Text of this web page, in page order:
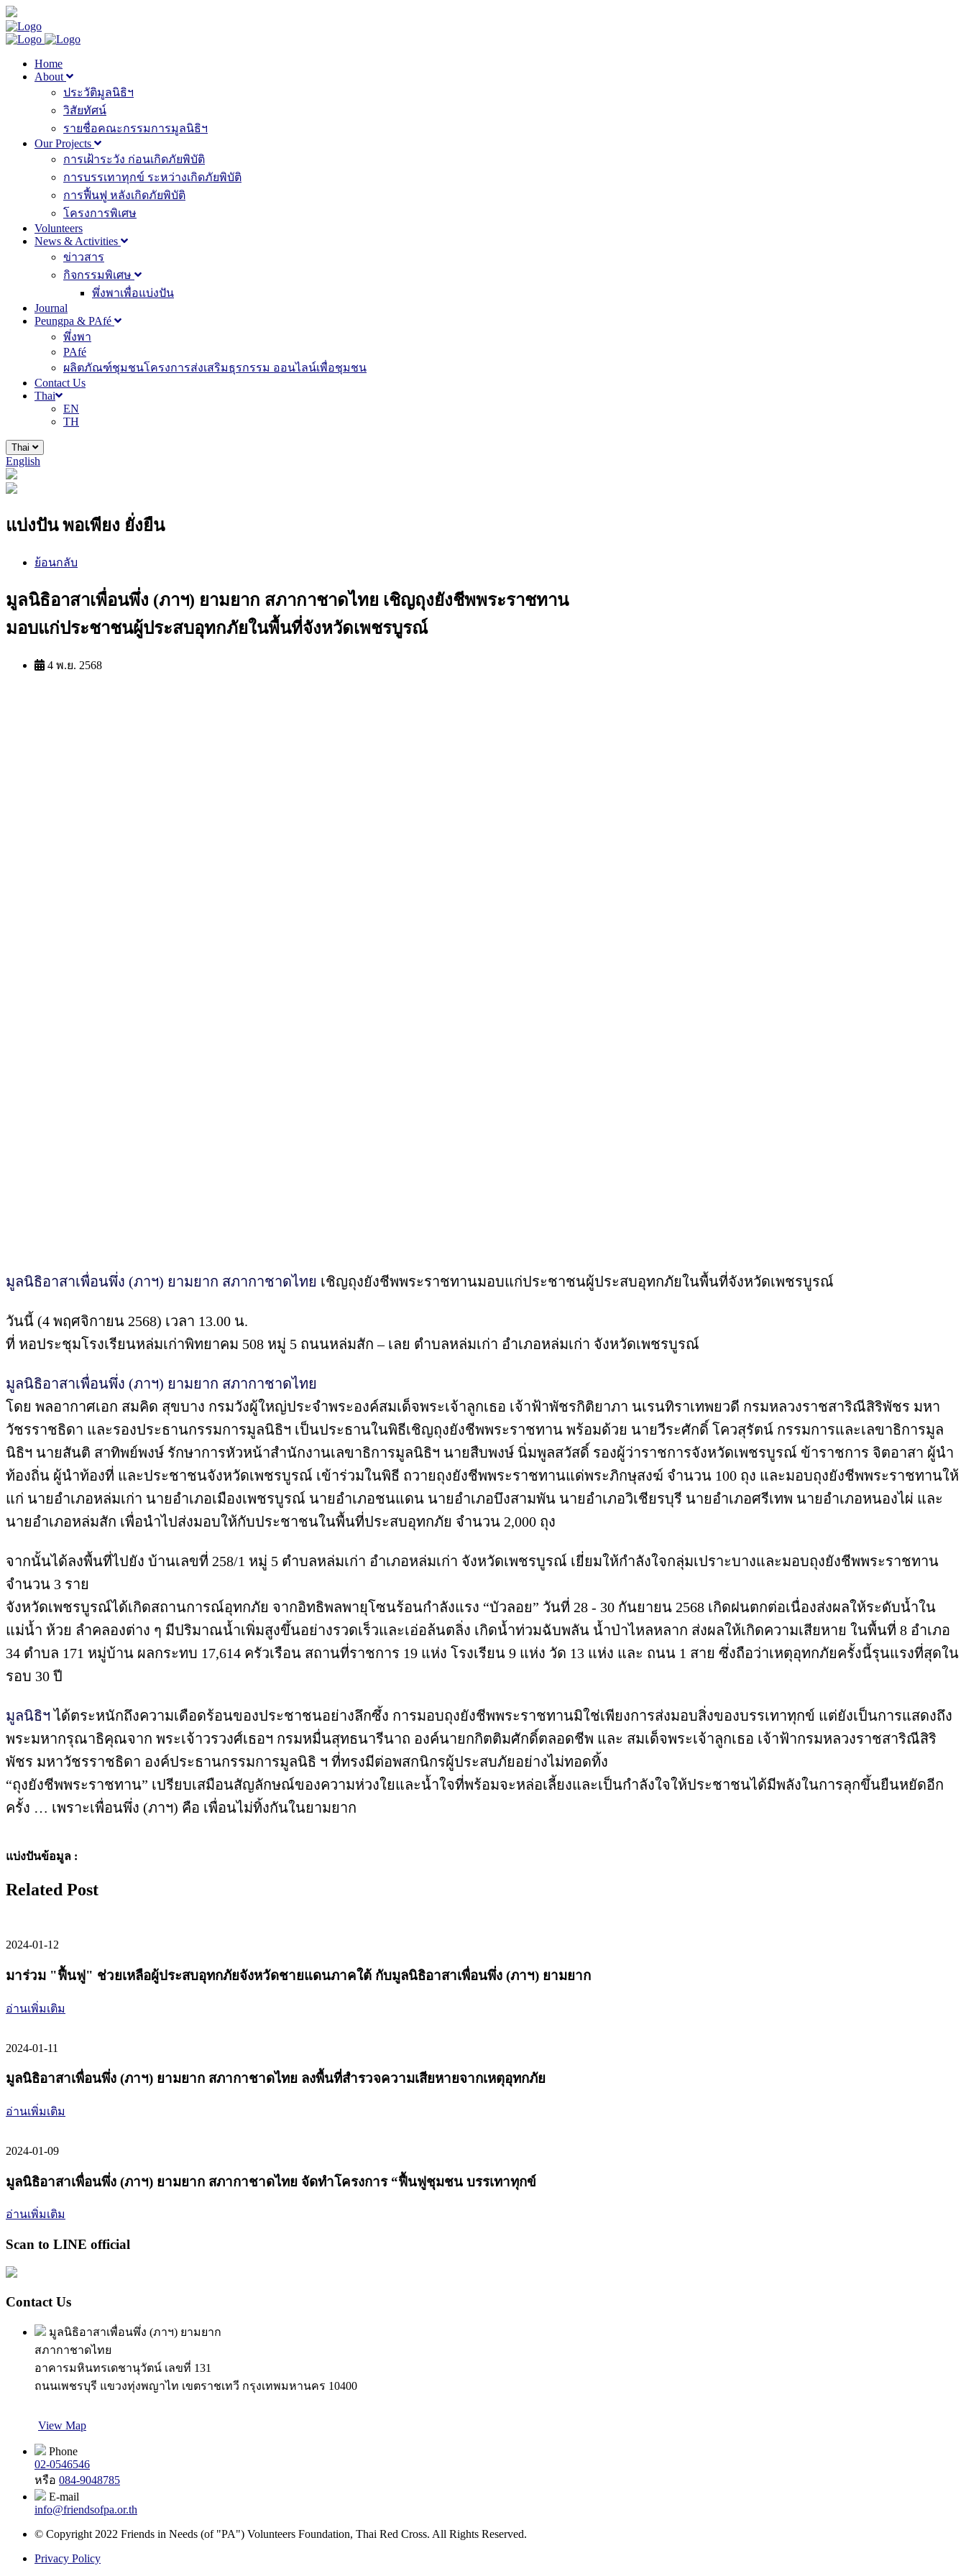
Home
About
ประวัติมูลนิธิฯ
วิสัยทัศน์
รายชื่อคณะกรรมการมูลนิธิฯ
Our Projects
การเฝ้าระวัง ก่อนเกิดภัยพิบัติ
การบรรเทาทุกข์ ระหว่างเกิดภัยพิบัติ
การฟื้นฟู หลังเกิดภัยพิบัติ
โครงการพิเศษ
Volunteers
News & Activities
ข่าวสาร
กิจกรรมพิเศษ
พึ่งพาเพื่อแบ่งปัน
Journal
Peungpa & PAfé
พึ่งพา
PAfé
ผลิตภัณฑ์ชุมชนโครงการส่งเสริมธุรกรรม ออนไลน์เพื่อชุมชน
Contact Us
Thai
EN
TH
Thai
English
แบ่งปัน พอเพียง ยั่งยืน
ย้อนกลับ
มูลนิธิอาสาเพื่อนพึ่ง (ภาฯ) ยามยาก สภากาชาดไทย เชิญถุงยังชีพพระราชทาน
มอบแก่ประชาชนผู้ประสบอุทกภัยในพื้นที่จังหวัดเพชรบูรณ์
4 พ.ย. 2568
มูลนิธิอาสาเพื่อนพึ่ง (ภาฯ) ยามยาก สภากาชาดไทย เชิญถุงยังชีพพระราชทานมอบแก่ประชาชนผู้ประสบอุทกภัยในพื้นที่จังหวัดเพชรบูรณ์
วันนี้ (4 พฤศจิกายน 2568) เวลา 13.00 น.
ที่ หอประชุมโรงเรียนหล่มเก่าพิทยาคม 508 หมู่ 5 ถนนหล่มสัก – เลย ตำบลหล่มเก่า อำเภอหล่มเก่า จังหวัดเพชรบูรณ์
มูลนิธิอาสาเพื่อนพึ่ง (ภาฯ) ยามยาก สภากาชาดไทย
โดย พลอากาศเอก สมคิด สุขบาง กรมวังผู้ใหญ่ประจำพระองค์สมเด็จพระเจ้าลูกเธอ เจ้าฟ้าพัชรกิติยาภา นเรนทิราเทพยวดี กรมหลวงราชสาริณีสิริพัชร มหา
วัชรราชธิดา และรองประธานกรรมการมูลนิธิฯ เป็นประธานในพิธีเชิญถุงยังชีพพระราชทาน พร้อมด้วย นายวีระศักดิ์ โควสุรัตน์ กรรมการและเลขาธิการมูล
นิธิฯ นายสันติ สาทิพย์พงษ์ รักษาการหัวหน้าสำนักงานเลขาธิการมูลนิธิฯ นายสืบพงษ์ นิ่มพูลสวัสดิ์ รองผู้ว่าราชการจังหวัดเพชรบูรณ์ ข้าราชการ จิตอาสา ผู้นำ
ท้องถิ่น ผู้นำท้องที่ และประชาชนจังหวัดเพชรบูรณ์ เข้าร่วมในพิธี ถวายถุงยังชีพพระราชทานแด่พระภิกษุสงฆ์ จำนวน 100 ถุง และมอบถุงยังชีพพระราชทานให้
แก่ นายอำเภอหล่มเก่า นายอำเภอเมืองเพชรบูรณ์ นายอำเภอชนแดน นายอำเภอบึงสามพัน นายอำเภอวิเชียรบุรี นายอำเภอศรีเทพ นายอำเภอหนองไผ่ และ
นายอำเภอหล่มสัก เพื่อนำไปส่งมอบให้กับประชาชนในพื้นที่ประสบอุทกภัย จำนวน 2,000 ถุง
จากนั้นได้ลงพื้นที่ไปยัง บ้านเลขที่ 258/1 หมู่ 5 ตำบลหล่มเก่า อำเภอหล่มเก่า จังหวัดเพชรบูรณ์ เยี่ยมให้กำลังใจกลุ่มเปราะบางและมอบถุงยังชีพพระราชทาน
จำนวน 3 ราย
จังหวัดเพชรบูรณ์ได้เกิดสถานการณ์อุทกภัย จากอิทธิพลพายุโซนร้อนกำลังแรง “บัวลอย” วันที่ 28 - 30 กันยายน 2568 เกิดฝนตกต่อเนื่องส่งผลให้ระดับน้ำใน
แม่น้ำ ห้วย ลำคลองต่าง ๆ มีปริมาณน้ำเพิ่มสูงขึ้นอย่างรวดเร็วและเอ่อล้นตลิ่ง เกิดน้ำท่วมฉับพลัน น้ำป่าไหลหลาก ส่งผลให้เกิดความเสียหาย ในพื้นที่ 8 อำเภอ
34 ตำบล 171 หมู่บ้าน ผลกระทบ 17,614 ครัวเรือน สถานที่ราชการ 19 แห่ง โรงเรียน 9 แห่ง วัด 13 แห่ง และ ถนน 1 สาย ซึ่งถือว่าเหตุอุทกภัยครั้งนี้รุนแรงที่สุดใน
รอบ 30 ปี
มูลนิธิฯ ได้ตระหนักถึงความเดือดร้อนของประชาชนอย่างลึกซึ้ง การมอบถุงยังชีพพระราชทานมิใช่เพียงการส่งมอบสิ่งของบรรเทาทุกข์ แต่ยังเป็นการแสดงถึง
พระมหากรุณาธิคุณจาก พระเจ้าวรวงศ์เธอฯ กรมหมื่นสุทธนารีนาถ องค์นายกกิตติมศักดิ์ตลอดชีพ และ สมเด็จพระเจ้าลูกเธอ เจ้าฟ้ากรมหลวงราชสาริณีสิริ
พัชร มหาวัชรราชธิดา องค์ประธานกรรมการมูลนิธิ ฯ ที่ทรงมีต่อพสกนิกรผู้ประสบภัยอย่างไม่ทอดทิ้ง
“ถุงยังชีพพระราชทาน” เปรียบเสมือนสัญลักษณ์ของความห่วงใยและน้ำใจที่พร้อมจะหล่อเลี้ยงและเป็นกำลังใจให้ประชาชนได้มีพลังในการลุกขึ้นยืนหยัดอีก
ครั้ง … เพราะเพื่อนพึ่ง (ภาฯ) คือ เพื่อนไม่ทิ้งกันในยามยาก
แบ่งปันข้อมูล :
Related Post
2024-01-12
มาร่วม "ฟื้นฟู" ช่วยเหลือผู้ประสบอุทกภัยจังหวัดชายแดนภาคใต้ กับมูลนิธิอาสาเพื่อนพึ่ง (ภาฯ) ยามยาก
อ่านเพิ่มเติม
2024-01-11
มูลนิธิอาสาเพื่อนพึ่ง (ภาฯ) ยามยาก สภากาชาดไทย ลงพื้นที่สำรวจความเสียหายจากเหตุอุทกภัย
อ่านเพิ่มเติม
2024-01-09
มูลนิธิอาสาเพื่อนพึ่ง (ภาฯ) ยามยาก สภากาชาดไทย จัดทำโครงการ “ฟื้นฟูชุมชน บรรเทาทุกข์
อ่านเพิ่มเติม
Scan to LINE official
Contact Us
มูลนิธิอาสาเพื่อนพึ่ง (ภาฯ) ยามยาก
สภากาชาดไทย
อาคารมหินทรเดชานุวัตน์ เลขที่ 131
ถนนเพชรบุรี แขวงทุ่งพญาไท เขตราชเทวี กรุงเทพมหานคร 10400
View Map
Phone
02-0546546
หรือ 084-9048785
E-mail
info@friendsofpa.or.th
© Copyright 2022 Friends in Needs (of "PA") Volunteers Foundation, Thai Red Cross. All Rights Reserved.
Privacy Policy